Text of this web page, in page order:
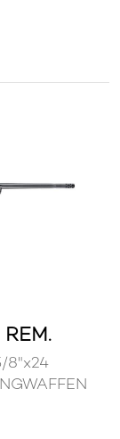
8"x24